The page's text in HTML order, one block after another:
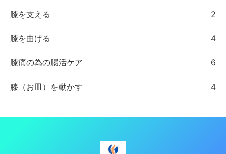
膝を支える 2
膝を曲げる 4
膝痛の為の腸活ケア 6
膝（お皿）を動かす 4